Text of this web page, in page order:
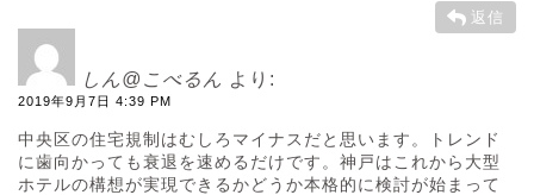
返信
しん@こべるん より:
2019年9月7日 4:39 PM
中央区の住宅規制はむしろマイナスだと思います。トレンド
に歯向かっても衰退を速めるだけです。神戸はこれから大型
ホテルの構想が実現できるかどうか本格的に検討が始まって